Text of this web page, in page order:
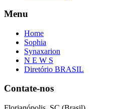
Menu
Home
Sophia
Synaxarion
N E W S
Diretório BRASIL
Contate-nos